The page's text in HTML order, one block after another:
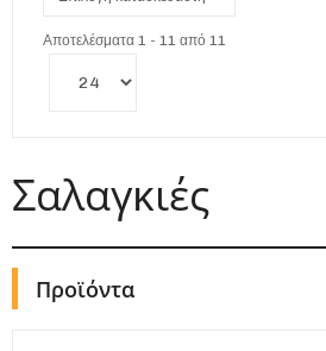
Αποτελέσματα 1 - 11 από 11
Σαλαγκιές
Προϊόντα